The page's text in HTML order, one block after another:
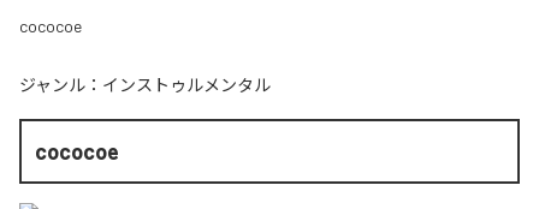
cococoe
ジャンル： インストゥルメンタル
cococoe